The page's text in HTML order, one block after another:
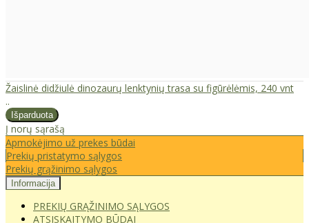
Žaislinė didžiulė dinozaurų lenktynių trasa su figūrėlėmis, 240 vnt
..
Į norų sąrašą
Apmokėjimo už prekes būdai
Prekių pristatymo sąlygos
Prekių grąžinimo sąlygos
Informacija
PREKIŲ GRĄŽINIMO SĄLYGOS
ATSISKAITYMO BŪDAI